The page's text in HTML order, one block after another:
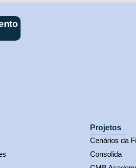
Projetos
Cenários da
Consolida